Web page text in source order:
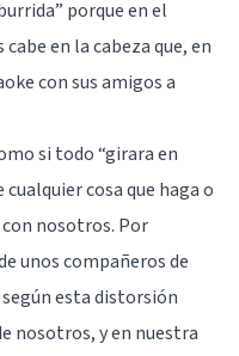
porque en el
en la cabeza que, en
con sus amigos a
si todo “girara en
cosa que haga o
nosotros. Por
unos compañeros de
esta distorsión
nosotros, y en nuestra